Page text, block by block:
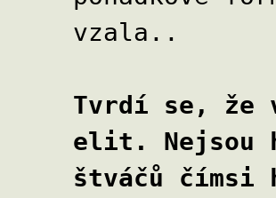
vzala..
Tvrdí se, že
elit. Nejsou
štváčů čímsi